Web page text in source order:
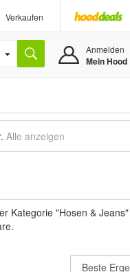
Verkaufen
Anmelden
Mein Hood
Alle anzeigen
Kategorie "Hosen &